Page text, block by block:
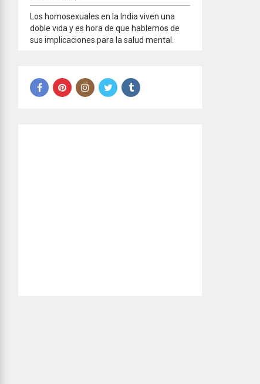
Los homosexuales en la India viven una
doble vida y es hora de que hablemos de
sus implicaciones para la salud mental.